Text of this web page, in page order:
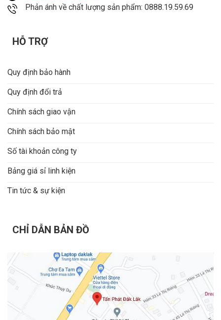
Phản ánh về chất lượng sản phẩm: 0888.19.59.69
HỖ TRỢ
Quy định bảo hành
Quy định đổi trả
Chính sách giao vận
Chính sách bảo mật
Số tài khoản công ty
Bảng giá sỉ linh kiện
Tin tức & sự kiện
CHỈ DẪN BẢN ĐỒ